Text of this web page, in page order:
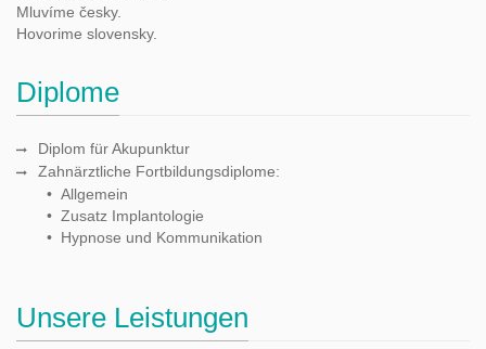
Mluvíme česky.
Hovorime slovensky.
Diplome
Diplom für Akupunktur
Zahnärztliche Fortbildungsdiplome:
• Allgemein
• Zusatz Implantologie
• Hypnose und Kommunikation
Unsere Leistungen